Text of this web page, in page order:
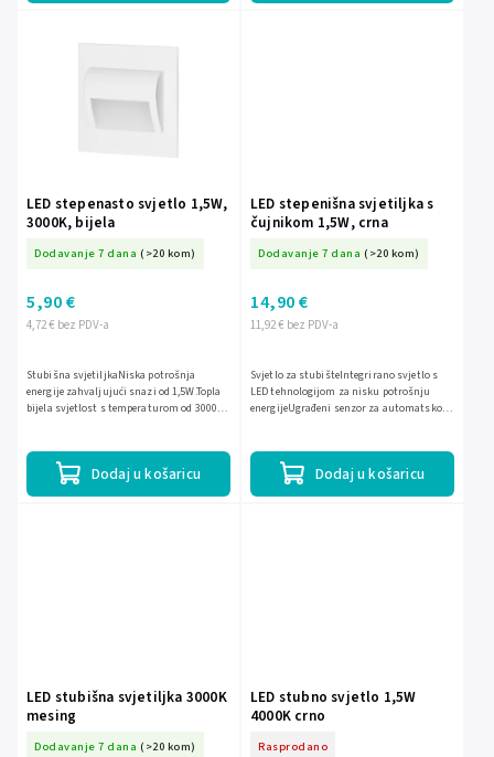
LED stepenasto svjetlo 1,5W,
3000K, bijela
Dodavanje 7 dana (>20 kom)
4,72 € bez PDV-a
5,90 €
Dodaj u košaricu
Stubišna svjetiljkaNiska potrošnja
energije zahvaljujući snazi od 1,5W.Topla
bijela svjetlost s temperaturom od 3000K
LED stepenišna svjetiljka s
čujnikom 1,5W, crna
Dodavanje 7 dana (>20 kom)
11,92 € bez PDV-a
14,90 €
Dodaj u košaricu
Svjetlo za stubišteIntegrirano svjetlo s
LED tehnologijom za nisku potrošnju
energijeUgrađeni senzor za automatsko
LED stubišna svjetiljka 3000K
mesing
Dodavanje 7 dana (>20 kom)
LED stubno svjetlo 1,5W
4000K crno
Rasprodano